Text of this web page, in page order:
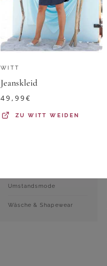
Wickelkleider
Outdoorbekleidung
Pullover & Strick
Röcke
Umstandsmode
Wäsche & Shapewear
WITT
Jeanskleid
49,99€
ZUWITT WEIDEN